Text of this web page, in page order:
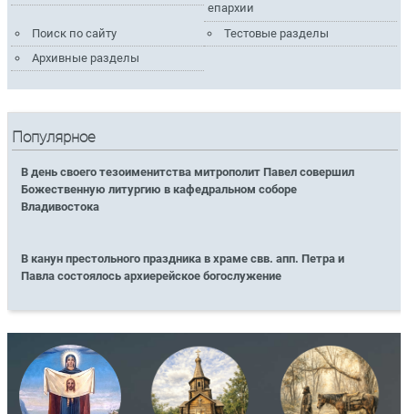
епархии
Поиск по сайту
Тестовые разделы
Архивные разделы
Популярное
В день своего тезоименитства митрополит Павел совершил
Божественную литургию в кафедральном соборе
Владивостока
В канун престольного праздника в храме свв. апп. Петра и
Павла состоялось архиерейское богослужение